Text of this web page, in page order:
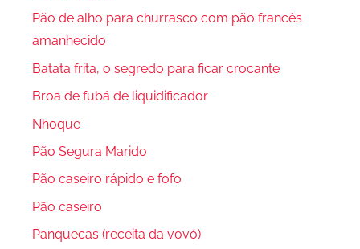
Pão de alho para churrasco com pão francês
amanhecido
Batata frita, o segredo para ficar crocante
Broa de fubá de liquidificador
Nhoque
Pão Segura Marido
Pão caseiro rápido e fofo
Pão caseiro
Panquecas (receita da vovó)